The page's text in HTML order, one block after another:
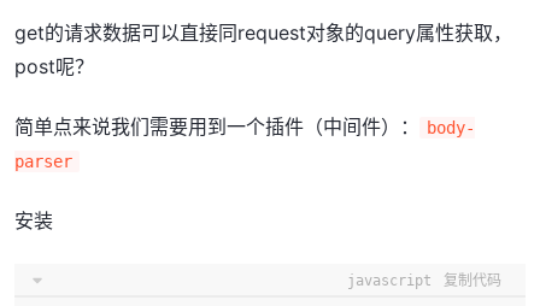
get的请求数据可以直接同request对象的query属性获取，
post呢？
简单点来说我们需要用到一个插件（中间件）：
body-
parser
安装
javascript 复制代码